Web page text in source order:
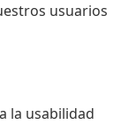
usuarios
la usabilidad